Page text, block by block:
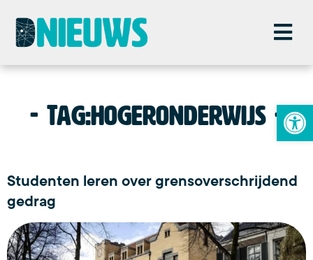
Tag:hogeronderwijs
Studenten leren over grensoverschrijdend
gedrag